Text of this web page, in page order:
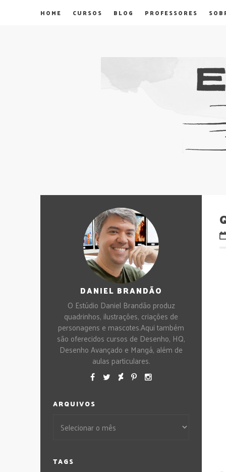
HOME CURSOS BLOG PROFESSORES
DANIEL BRANDÃO
O Estúdio Daniel Brandão produz
quadrinhos, ilustrações, criações de
personagens e mascotes.Aqui também
são oferecidos cursos de Desenho, HQ,
Desenho Avançado e Mangá, além de
aulas particulares.
ARQUIVOS
TAGS